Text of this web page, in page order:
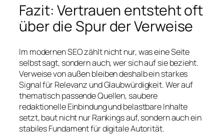
Fazit: Vertrauen entsteht oft
über die Spur der Verweise
Im modernen SEO zählt nicht nur, was eine Seite
selbst sagt, sondern auch, wer sich auf sie bezieht.
Verweise von außen bleiben deshalb ein starkes
Signal für Relevanz und Glaubwürdigkeit. Wer auf
thematisch passende Quellen, saubere
redaktionelle Einbindung und belastbare Inhalte
setzt, baut nicht nur Rankings auf, sondern auch ein
stabiles Fundament für digitale Autorität.